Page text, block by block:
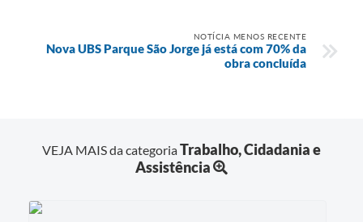
NOTÍCIA MENOS RECENTE
Nova UBS Parque São Jorge já está com 70% da
obra concluída
VEJA MAIS da categoriaTrabalho, Cidadania e
Assistência